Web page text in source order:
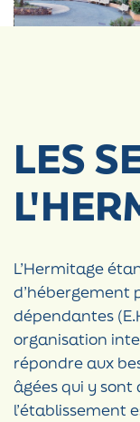
LES
L’Hermitage
d’hébergement
dépendantes
organisation
répondre aux
âgées qui y sont
l’établissement